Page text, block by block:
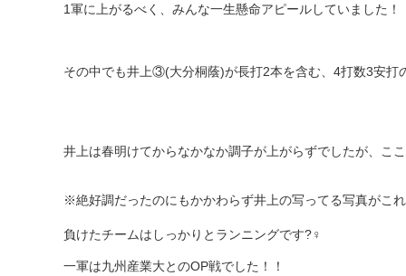
1軍に上がるべく、みんな一生懸命アピールしていました！
その中でも井上③(大分桐蔭)が長打2本を含む、 4打数3安打
井上は春明けてからなかなか調子が上がらずでしたが、こ
※絶好調だったのにもかかわらず井上の写ってる写真がこ
負けたチームはしっかりとランニングです?‍♀️
一軍は九州産業大とのOP戦でした！！